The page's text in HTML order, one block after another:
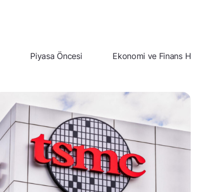
Piyasa Öncesi Ekonomi ve Finans Haberleri